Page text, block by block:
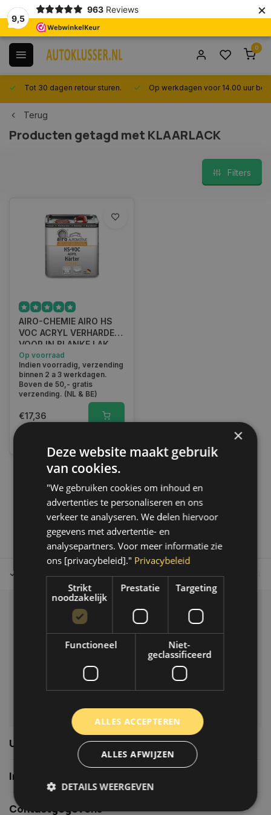
9,5
963 Reviews ×
0
Tot 30 dagen retour sturen. Op werkdagen voor 14.00 uur
Terug
Producten getagd met KLAARLACK
Filters
AIRO-CHEMIE AIRO HS
VOC ACRYL VERHARDER
VOOR IN BLANKE LAK
Op voorraad
Indien voorradig, verzending
binnen 2 a 3 werkdagen.
Boven de 50,- gratis
verzending. (NL & BE)
€17,36
1
Tot 30 dagen retour sturen. Op werkdagen voor 14.00 uur
Klantenservice
Veelgestelde vragen
06-39119169
info@autoklusser.nl
Usefull links
Informatie
Contactgegevens
×
Deze website maakt gebruik
van cookies.
"We gebruiken cookies om inhoud en
advertenties te personaliseren en ons
verkeer te analyseren. We delen hiervoor
gegevens met advertentie- en
analysepartners. Voor meer informatie zie
ons [privacybeleid]." Privacybeleid
Strikt
noodzakelijk
Prestatie Targeting
Functioneel
Niet-
geclassificeerd
ALLES ACCEPTEREN
ALLES AFWIJZEN
DETAILS WEERGEVEN